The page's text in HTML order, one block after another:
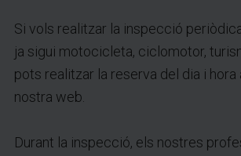
Si vols realitzar la inspecció
ja sigui motocicleta, ciclomotor,
pots realitzar la reserva del dia i hora
nostra web.
Durant la inspecció, els nostres